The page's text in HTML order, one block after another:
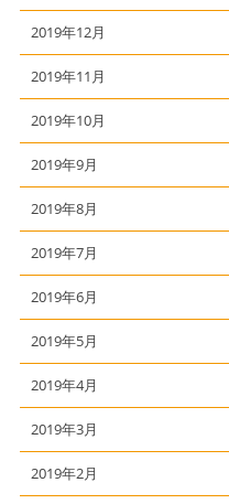
2019年12月
2019年11月
2019年10月
2019年9月
2019年8月
2019年7月
2019年6月
2019年5月
2019年4月
2019年3月
2019年2月